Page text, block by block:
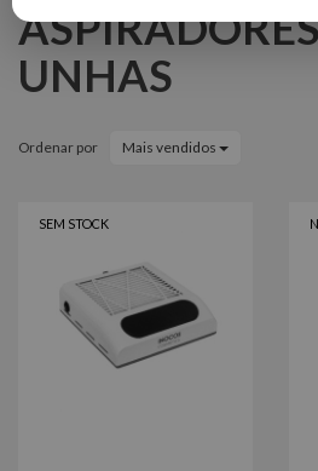
UNHAS
Ordenar por Mais vendidos
SEM STOCK